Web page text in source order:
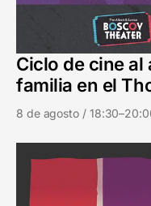
Ciclo de cine al
familia en el
8 de agosto /